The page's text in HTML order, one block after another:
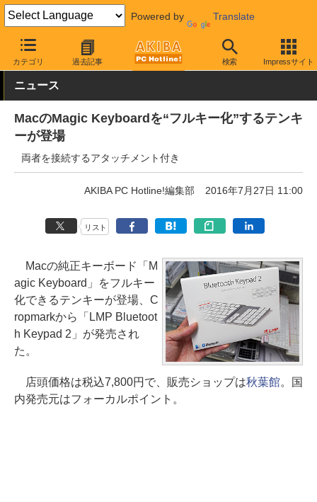
Powered by Translate
カテゴリ 過去記事 検索 Impressサイト
AKIBA PC Hotline! PC周辺機器 キーボード その他
ニュース
MacのMagic Keyboardを“フルキー化”するテンキ
ーが登場
両者を接続するアタッチメント付き
AKIBA PC Hotline!編集部 2016年7月27日 11:00
リスト
Macの純正キーボード「M
agic Keyboard」をフルキー
化できるテンキーが登場、C
ropmarkから「LMP Bluetoot
h Keypad 2」が発売され
た。
店頭価格は税込7,800円で、販売ショップは秋葉館。国
内発売元はフォーカルポイント。